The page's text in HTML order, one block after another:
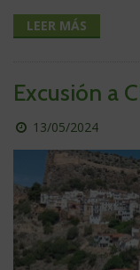
LEER MÁS
Excusión a
Publicado
13/05/2024